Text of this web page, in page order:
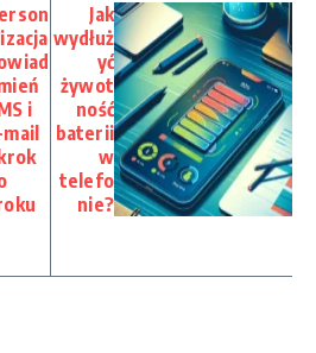
i
mail
Jak
wydłuż
yć
żywot
ność
baterii
w
telefo
nie?